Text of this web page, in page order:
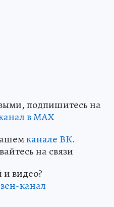
подпишитесь на
в МАХ
канале ВК.
на связи
видео?
канал